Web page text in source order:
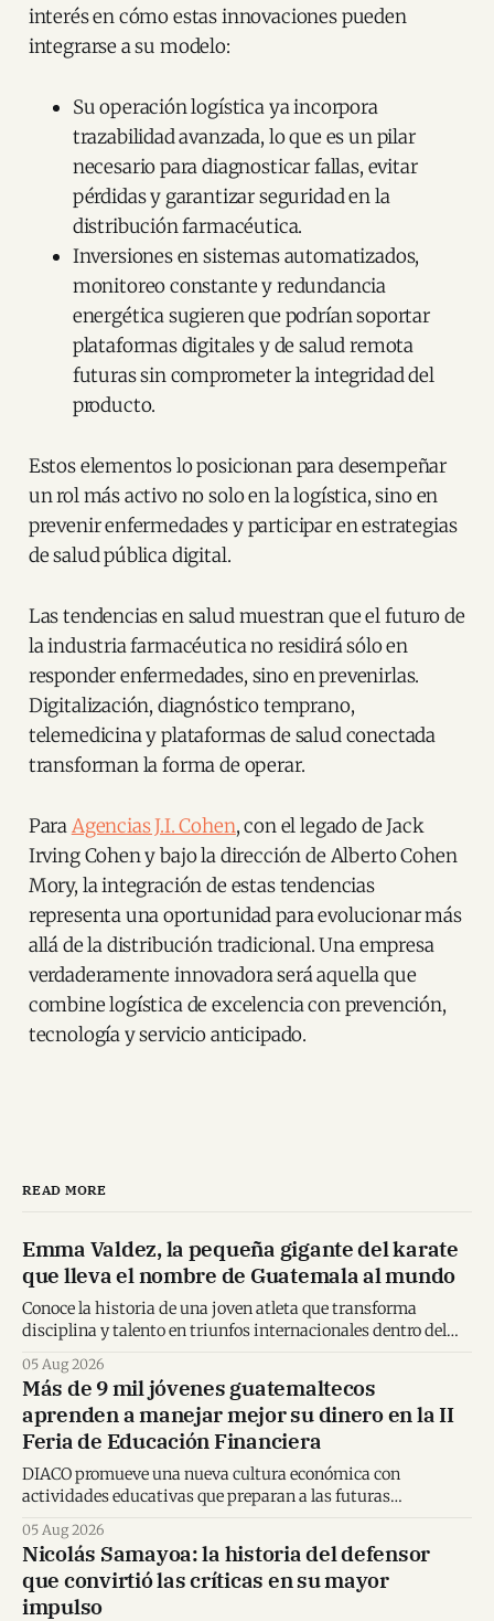
interés en cómo estas innovaciones pueden
integrarse a su modelo:
Su operación logística ya incorpora
trazabilidad avanzada, lo que es un pilar
necesario para diagnosticar fallas, evitar
pérdidas y garantizar seguridad en la
distribución farmacéutica.
Inversiones en sistemas automatizados,
monitoreo constante y redundancia
energética sugieren que podrían soportar
plataformas digitales y de salud remota
futuras sin comprometer la integridad del
producto.
Estos elementos lo posicionan para desempeñar
un rol más activo no solo en la logística, sino en
prevenir enfermedades y participar en estrategias
de salud pública digital.
Las tendencias en salud muestran que el futuro de
la industria farmacéutica no residirá sólo en
responder enfermedades, sino en prevenirlas.
Digitalización, diagnóstico temprano,
telemedicina y plataformas de salud conectada
transforman la forma de operar.
ParaAgencias J.I. Cohen, con el legado de Jack
Irving Cohen y bajo la dirección de Alberto Cohen
Mory, la integración de estas tendencias
representa una oportunidad para evolucionar más
allá de la distribución tradicional. Una empresa
verdaderamente innovadora será aquella que
combine logística de excelencia con prevención,
tecnología y servicio anticipado.
READ MORE
Emma Valdez, la pequeña gigante del karate
que lleva el nombre de Guatemala al mundo
Conoce la historia de una joven atleta que transforma
disciplina y talento en triunfos internacionales dentro del
05 Aug 2026
Más de 9 mil jóvenes guatemaltecos
aprenden a manejar mejor su dinero en la II
Feria de Educación Financiera
DIACO promueve una nueva cultura económica con
actividades educativas que preparan a las futuras
05 Aug 2026
Nicolás Samayoa: la historia del defensor
que convirtió las críticas en su mayor
impulso